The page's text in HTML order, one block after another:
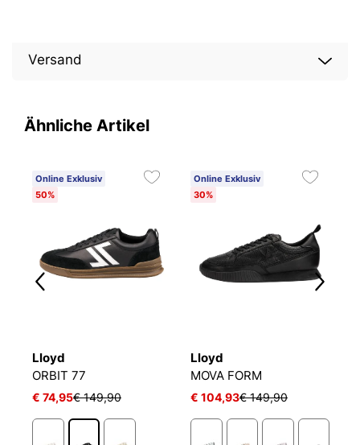
Versand
Ähnliche Artikel
Online Exklusiv
50%
Lloyd
ORBIT 77
€ 74,95€ 149,90
Online Exklusiv
30%
Lloyd
MOVA FORM
€ 104,93€ 149,90